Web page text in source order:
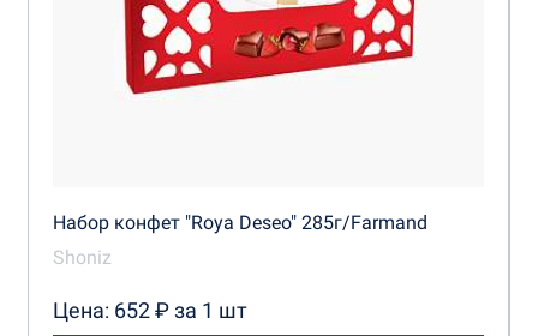
Набор конфет "Roya Deseo" 285г/Farmand
Shoniz
Цена: 652 ₽ за 1 шт